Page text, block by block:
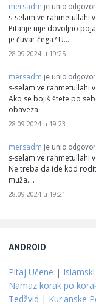
mersadm je unio odgovor
s-selam ve rahmetullahi
Pitanje nije dovoljno
je čuvar čega? U…
28.09.2024 u 19:25
mersadm je unio odgovor
s-selam ve rahmetullahi
Ako se bojiš štete po
obaveza…
28.09.2024 u 19:23
mersadm je unio odgovor
s-selam ve rahmetullahi
Ne treba da ide kod
muža.…
28.09.2024 u 19:21
ANDROID
Pitaj Učene |
Namaz korak po
Tedžvid | Kur'anske